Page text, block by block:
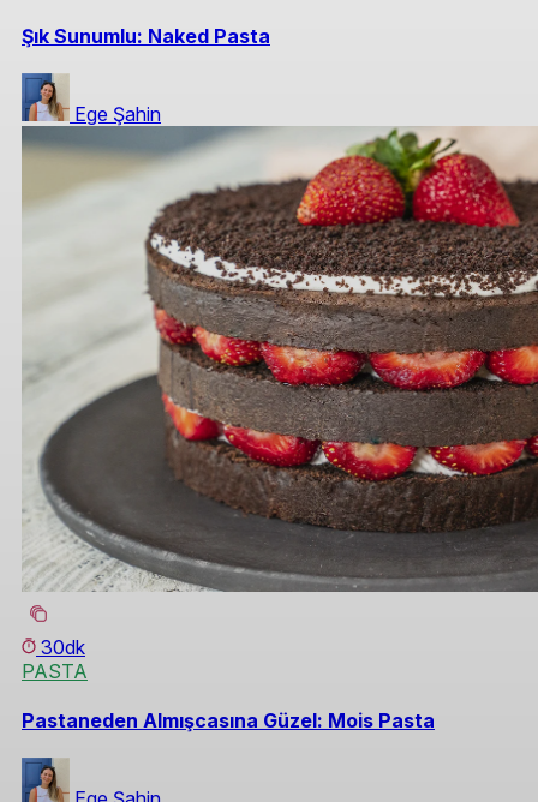
Şık Sunumlu: Naked Pasta
Ege Şahin
30dk
PASTA
Pastaneden Almışcasına Güzel: Mois Pasta